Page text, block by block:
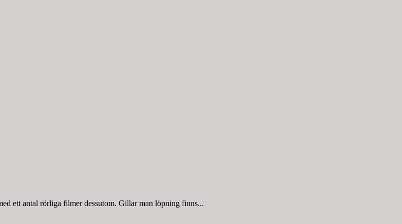
ett antal rörliga filmer dessutom. Gillar man löpning finns...